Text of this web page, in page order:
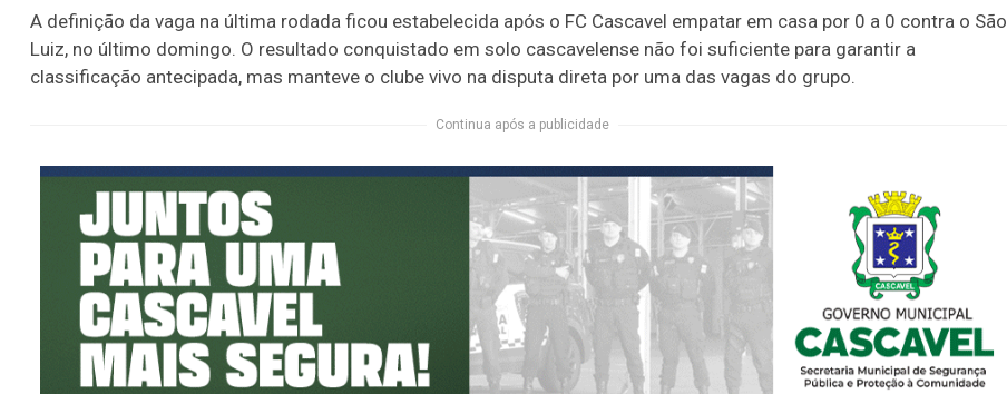
A definição da vaga na última rodada ficou estabelecida após o FC Cascavel empatar em casa por 0 a 0 contra o São
Luiz, no último domingo. O resultado conquistado em solo cascavelense não foi suficiente para garantir a
classificação antecipada, mas manteve o clube vivo na disputa direta por uma das vagas do grupo.
Continua após a publicidade